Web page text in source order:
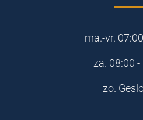
ma.-vr.
za. 08:00 -
zo.